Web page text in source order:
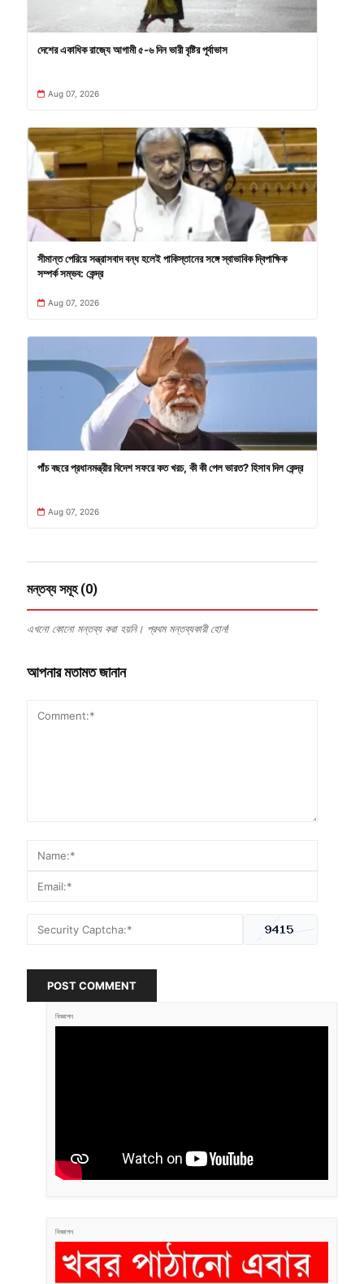
দেশের একাধিক রাজ্যে আগামী ৫-৬ দিন ভারী বৃষ্টির পূর্বাভাস
Aug 07, 2026
সীমান্ত পেরিয়ে সন্ত্রাসবাদ বন্ধ হলেই পাকিস্তানের সঙ্গে স্বাভাবিক দ্বিপাক্ষিক
সম্পর্ক সম্ভব: কেন্দ্র
Aug 07, 2026
পাঁচ বছরে প্রধানমন্ত্রীর বিদেশ সফরে কত খরচ, কী কী পেল ভারত? হিসাব দিল কেন্দ্র
Aug 07, 2026
মন্তব্য সমূহ (0)
এখনো কোনো মন্তব্য করা হয়নি। প্রথম মন্তব্যকারী হোন!
আপনার মতামত জানান
POST COMMENT
বিজ্ঞাপন
বিজ্ঞাপন